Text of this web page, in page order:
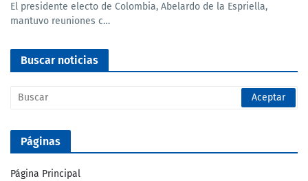
El presidente electo de Colombia, Abelardo de la Espriella,
mantuvo reuniones c…
Buscar noticias
Páginas
Página Principal